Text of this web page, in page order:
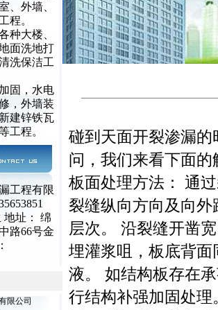
、外墙、
程。
种大楼、
面洗地打
洗保洁工
固，水电
，外墙装
建锌铁瓦
工程。
工程有限
地址： 绵
路66号金
限公司
碰到天面开裂渗漏
问，我们来看下面的
板面处理方法： 通
裂缝纵向方向及向
层次。 沿裂缝开凿
埋灌浆咀，板底背
液。 如结构板存在
行结构补强加固处理